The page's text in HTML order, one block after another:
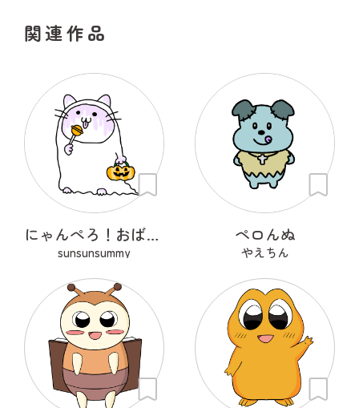
関連作品
にゃんぺろ！おばけっ
sunsunsummy
ペロんぬ
やえちん